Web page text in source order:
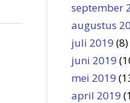
september
augustus
juli 2019 (8)
juni 2019
mei 2019
april 2019